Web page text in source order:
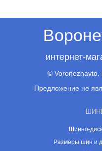
интернет-
©
Предложение не
Шинно-
Размеры шин и